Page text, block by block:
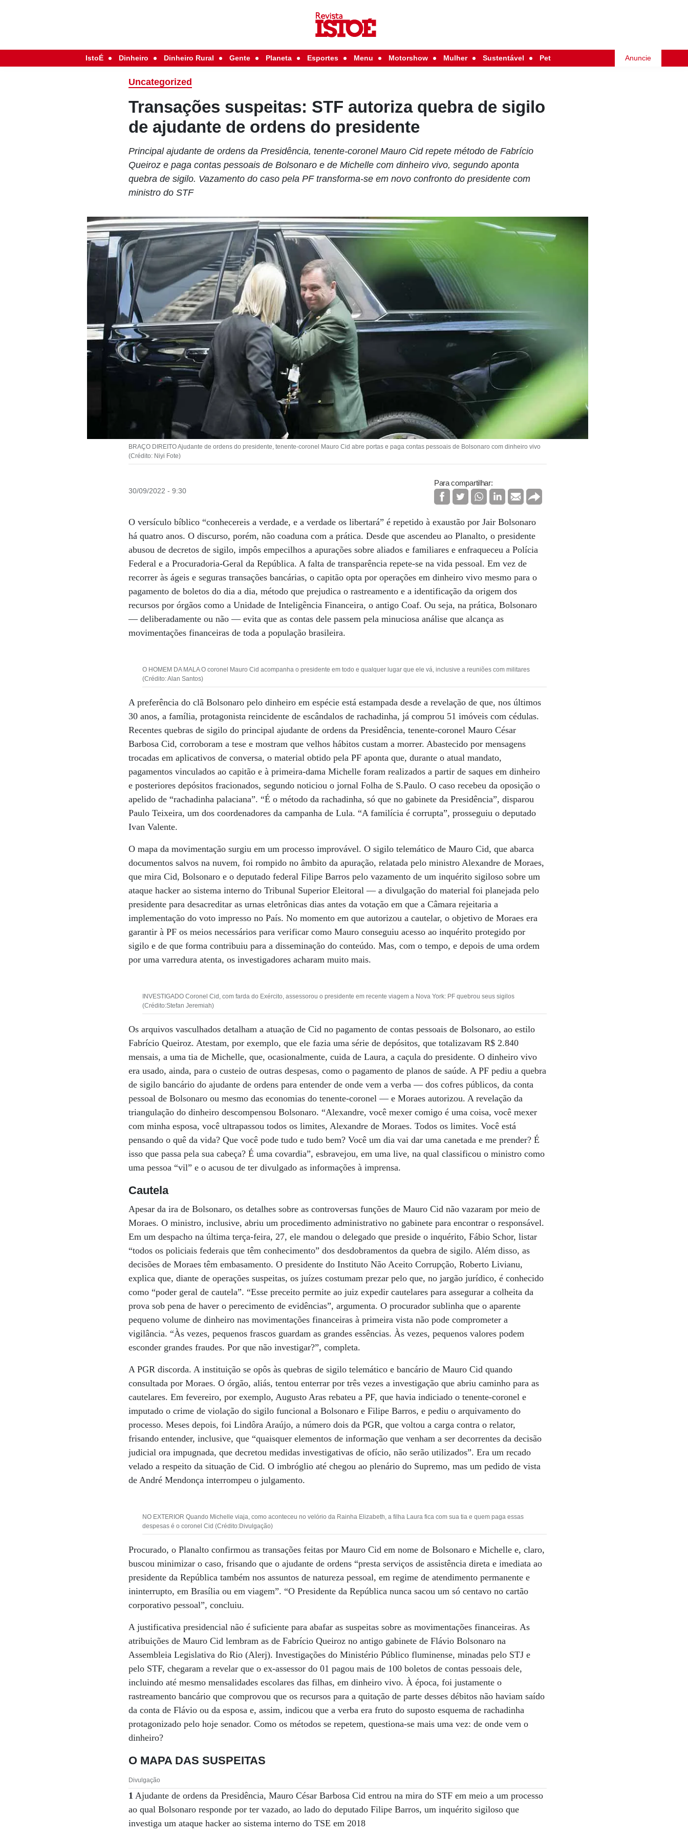
IstoÉ Dinheiro Dinheiro Rural Gente Planeta Esportes Menu Motorshow Mulher Sustentável Pet Anuncie
Uncategorized
Transações suspeitas: STF autoriza quebra de sigilo
de ajudante de ordens do presidente
Principal ajudante de ordens da Presidência, tenente-coronel Mauro Cid repete método de Fabrício
Queiroz e paga contas pessoais de Bolsonaro e de Michelle com dinheiro vivo, segundo aponta
quebra de sigilo. Vazamento do caso pela PF transforma-se em novo confronto do presidente com
ministro do STF
BRAÇO DIREITO Ajudante de ordens do presidente, tenente-coronel Mauro Cid abre portas e paga contas pessoais de Bolsonaro com dinheiro vivo
(Crédito: Niyi Fote)
30/09/2022 - 9:30
Para compartilhar:
O versículo bíblico “conhecereis a verdade, e a verdade os libertará” é repetido à exaustão por Jair Bolsonaro
há quatro anos. O discurso, porém, não coaduna com a prática. Desde que ascendeu ao Planalto, o presidente
abusou de decretos de sigilo, impôs empecilhos a apurações sobre aliados e familiares e enfraqueceu a Polícia
Federal e a Procuradoria-Geral da República. A falta de transparência repete-se na vida pessoal. Em vez de
recorrer às ágeis e seguras transações bancárias, o capitão opta por operações em dinheiro vivo mesmo para o
pagamento de boletos do dia a dia, método que prejudica o rastreamento e a identificação da origem dos
recursos por órgãos como a Unidade de Inteligência Financeira, o antigo Coaf. Ou seja, na prática, Bolsonaro
— deliberadamente ou não — evita que as contas dele passem pela minuciosa análise que alcança as
movimentações financeiras de toda a população brasileira.
O HOMEM DA MALA O coronel Mauro Cid acompanha o presidente em todo e qualquer lugar que ele vá, inclusive a reuniões com militares
(Crédito: Alan Santos)
A preferência do clã Bolsonaro pelo dinheiro em espécie está estampada desde a revelação de que, nos últimos
30 anos, a família, protagonista reincidente de escândalos de rachadinha, já comprou 51 imóveis com cédulas.
Recentes quebras de sigilo do principal ajudante de ordens da Presidência, tenente-coronel Mauro César
Barbosa Cid, corroboram a tese e mostram que velhos hábitos custam a morrer. Abastecido por mensagens
trocadas em aplicativos de conversa, o material obtido pela PF aponta que, durante o atual mandato,
pagamentos vinculados ao capitão e à primeira-dama Michelle foram realizados a partir de saques em dinheiro
e posteriores depósitos fracionados, segundo noticiou o jornal Folha de S.Paulo. O caso recebeu da oposição o
apelido de “rachadinha palaciana”. “É o método da rachadinha, só que no gabinete da Presidência”, disparou
Paulo Teixeira, um dos coordenadores da campanha de Lula. “A familícia é corrupta”, prosseguiu o deputado
Ivan Valente.
O mapa da movimentação surgiu em um processo improvável. O sigilo telemático de Mauro Cid, que abarca
documentos salvos na nuvem, foi rompido no âmbito da apuração, relatada pelo ministro Alexandre de Moraes,
que mira Cid, Bolsonaro e o deputado federal Filipe Barros pelo vazamento de um inquérito sigiloso sobre um
ataque hacker ao sistema interno do Tribunal Superior Eleitoral — a divulgação do material foi planejada pelo
presidente para desacreditar as urnas eletrônicas dias antes da votação em que a Câmara rejeitaria a
implementação do voto impresso no País. No momento em que autorizou a cautelar, o objetivo de Moraes era
garantir à PF os meios necessários para verificar como Mauro conseguiu acesso ao inquérito protegido por
sigilo e de que forma contribuiu para a disseminação do conteúdo. Mas, com o tempo, e depois de uma ordem
por uma varredura atenta, os investigadores acharam muito mais.
INVESTIGADO Coronel Cid, com farda do Exército, assessorou o presidente em recente viagem a Nova York: PF quebrou seus sigilos
(Crédito:Stefan Jeremiah)
Os arquivos vasculhados detalham a atuação de Cid no pagamento de contas pessoais de Bolsonaro, ao estilo
Fabrício Queiroz. Atestam, por exemplo, que ele fazia uma série de depósitos, que totalizavam R$ 2.840
mensais, a uma tia de Michelle, que, ocasionalmente, cuida de Laura, a caçula do presidente. O dinheiro vivo
era usado, ainda, para o custeio de outras despesas, como o pagamento de planos de saúde. A PF pediu a quebra
de sigilo bancário do ajudante de ordens para entender de onde vem a verba — dos cofres públicos, da conta
pessoal de Bolsonaro ou mesmo das economias do tenente-coronel — e Moraes autorizou. A revelação da
triangulação do dinheiro descompensou Bolsonaro. “Alexandre, você mexer comigo é uma coisa, você mexer
com minha esposa, você ultrapassou todos os limites, Alexandre de Moraes. Todos os limites. Você está
pensando o quê da vida? Que você pode tudo e tudo bem? Você um dia vai dar uma canetada e me prender? É
isso que passa pela sua cabeça? É uma covardia”, esbravejou, em uma live, na qual classificou o ministro como
uma pessoa “vil” e o acusou de ter divulgado as informações à imprensa.
Cautela
Apesar da ira de Bolsonaro, os detalhes sobre as controversas funções de Mauro Cid não vazaram por meio de
Moraes. O ministro, inclusive, abriu um procedimento administrativo no gabinete para encontrar o responsável.
Em um despacho na última terça-feira, 27, ele mandou o delegado que preside o inquérito, Fábio Schor, listar
“todos os policiais federais que têm conhecimento” dos desdobramentos da quebra de sigilo. Além disso, as
decisões de Moraes têm embasamento. O presidente do Instituto Não Aceito Corrupção, Roberto Livianu,
explica que, diante de operações suspeitas, os juízes costumam prezar pelo que, no jargão jurídico, é conhecido
como “poder geral de cautela”. “Esse preceito permite ao juiz expedir cautelares para assegurar a colheita da
prova sob pena de haver o perecimento de evidências”, argumenta. O procurador sublinha que o aparente
pequeno volume de dinheiro nas movimentações financeiras à primeira vista não pode comprometer a
vigilância. “Às vezes, pequenos frascos guardam as grandes essências. Às vezes, pequenos valores podem
esconder grandes fraudes. Por que não investigar?”, completa.
A PGR discorda. A instituição se opôs às quebras de sigilo telemático e bancário de Mauro Cid quando
consultada por Moraes. O órgão, aliás, tentou enterrar por três vezes a investigação que abriu caminho para as
cautelares. Em fevereiro, por exemplo, Augusto Aras rebateu a PF, que havia indiciado o tenente-coronel e
imputado o crime de violação do sigilo funcional a Bolsonaro e Filipe Barros, e pediu o arquivamento do
processo. Meses depois, foi Lindôra Araújo, a número dois da PGR, que voltou a carga contra o relator,
frisando entender, inclusive, que “quaisquer elementos de informação que venham a ser decorrentes da decisão
judicial ora impugnada, que decretou medidas investigativas de ofício, não serão utilizados”. Era um recado
velado a respeito da situação de Cid. O imbróglio até chegou ao plenário do Supremo, mas um pedido de vista
de André Mendonça interrompeu o julgamento.
NO EXTERIOR Quando Michelle viaja, como aconteceu no velório da Rainha Elizabeth, a filha Laura fica com sua tia e quem paga essas
despesas é o coronel Cid (Crédito:Divulgação)
Procurado, o Planalto confirmou as transações feitas por Mauro Cid em nome de Bolsonaro e Michelle e, claro,
buscou minimizar o caso, frisando que o ajudante de ordens “presta serviços de assistência direta e imediata ao
presidente da República também nos assuntos de natureza pessoal, em regime de atendimento permanente e
ininterrupto, em Brasília ou em viagem”. “O Presidente da República nunca sacou um só centavo no cartão
corporativo pessoal”, concluiu.
A justificativa presidencial não é suficiente para abafar as suspeitas sobre as movimentações financeiras. As
atribuições de Mauro Cid lembram as de Fabrício Queiroz no antigo gabinete de Flávio Bolsonaro na
Assembleia Legislativa do Rio (Alerj). Investigações do Ministério Público fluminense, minadas pelo STJ e
pelo STF, chegaram a revelar que o ex-assessor do 01 pagou mais de 100 boletos de contas pessoais dele,
incluindo até mesmo mensalidades escolares das filhas, em dinheiro vivo. À época, foi justamente o
rastreamento bancário que comprovou que os recursos para a quitação de parte desses débitos não haviam saído
da conta de Flávio ou da esposa e, assim, indicou que a verba era fruto do suposto esquema de rachadinha
protagonizado pelo hoje senador. Como os métodos se repetem, questiona-se mais uma vez: de onde vem o
dinheiro?
O MAPA DAS SUSPEITAS
Divulgação
1 Ajudante de ordens da Presidência, Mauro César Barbosa Cid entrou na mira do STF em meio a um processo
ao qual Bolsonaro responde por ter vazado, ao lado do deputado Filipe Barros, um inquérito sigiloso que
investiga um ataque hacker ao sistema interno do TSE em 2018